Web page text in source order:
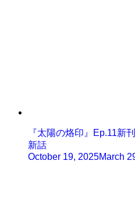
『太陽の烙印』Ep.11新
新話
October 19, 2025March